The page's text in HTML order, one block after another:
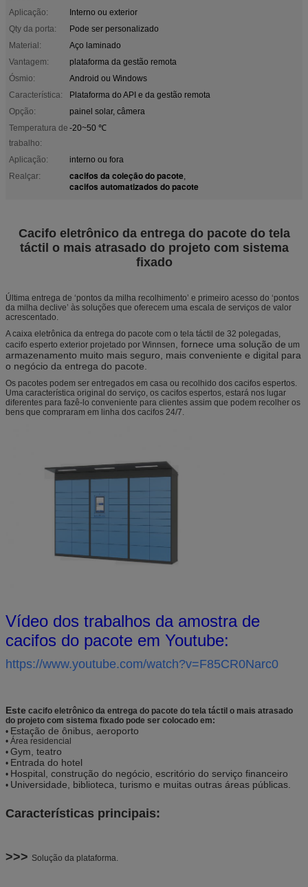
Aplicação:
Interno ou exterior
Qty da porta:
Pode ser personalizado
Material:
Aço laminado
Vantagem:
plataforma da gestão remota
Ósmio:
Android ou Windows
Característica:
Plataforma do API e da gestão remota
Opção:
painel solar, câmera
Temperatura de
trabalho:
-20~50 ℃
Aplicação:
interno ou fora
Realçar:
cacifos da coleção do pacote,
cacifos automatizados do pacote
Cacifo eletrônico da entrega do pacote do tela
táctil o mais atrasado do projeto com sistema
fixado
Última entrega de ‘pontos da milha recolhimento’ e primeiro acesso do ‘pontos
da milha declive’ às soluções que oferecem uma escala de serviços de valor
acrescentado.
A caixa eletrônica da entrega do pacote com o tela táctil de 32 polegadas,
cacifo esperto exterior projetado por Winnsen
, fornece uma solução de um
armazenamento muito mais seguro, mais conveniente e digital para
o negócio da entrega do pacote.
Os pacotes podem ser entregados em casa ou recolhido dos cacifos espertos.
Uma característica original do serviço, os cacifos espertos, estará nos lugar
diferentes para fazê-lo conveniente para clientes assim que podem recolher os
bens que compraram em linha dos cacifos 24/7.
Vídeo dos trabalhos da amostra de
cacifos do pacote em Youtube:
https://www.youtube.com/watch?v=F85CR0Narc0
Este cacifo eletrônico da entrega do pacote do tela táctil o mais atrasado
do projeto com sistema fixado pode ser colocado em:
• Estação de ônibus, aeroporto
• Área residencial
• Gym, teatro
• Entrada do hotel
• Hospital, construção do negócio, escritório do serviço financeiro
• Universidade, biblioteca, turismo e muitas outras áreas públicas.
Características principais:
>>> Solução da plataforma.